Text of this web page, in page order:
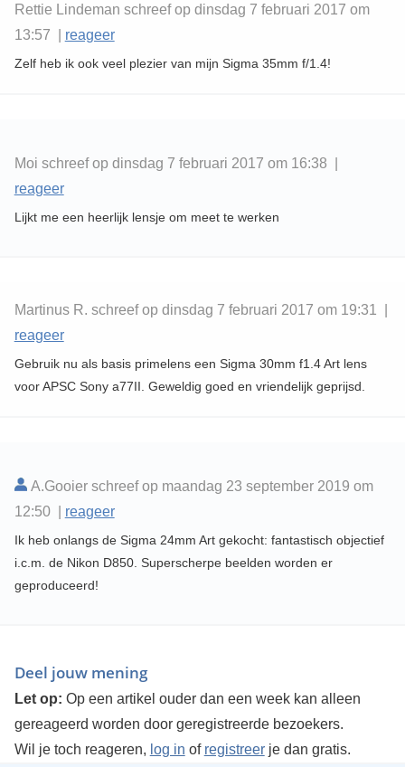
Rettie Lindeman schreef op dinsdag 7 februari 2017 om
13:57 | reageer
Zelf heb ik ook veel plezier van mijn Sigma 35mm f/1.4!
Moi schreef op dinsdag 7 februari 2017 om 16:38 |
reageer
Lijkt me een heerlijk lensje om meet te werken
Martinus R. schreef op dinsdag 7 februari 2017 om 19:31 |
reageer
Gebruik nu als basis primelens een Sigma 30mm f1.4 Art lens
voor APSC Sony a77II. Geweldig goed en vriendelijk geprijsd.
A.Gooier schreef op maandag 23 september 2019 om
12:50 | reageer
Ik heb onlangs de Sigma 24mm Art gekocht: fantastisch objectief
i.c.m. de Nikon D850. Superscherpe beelden worden er
geproduceerd!
Deel jouw mening
Let op: Op een artikel ouder dan een week kan alleen
gereageerd worden door geregistreerde bezoekers.
Wil je toch reageren, log in of registreerje dan gratis.